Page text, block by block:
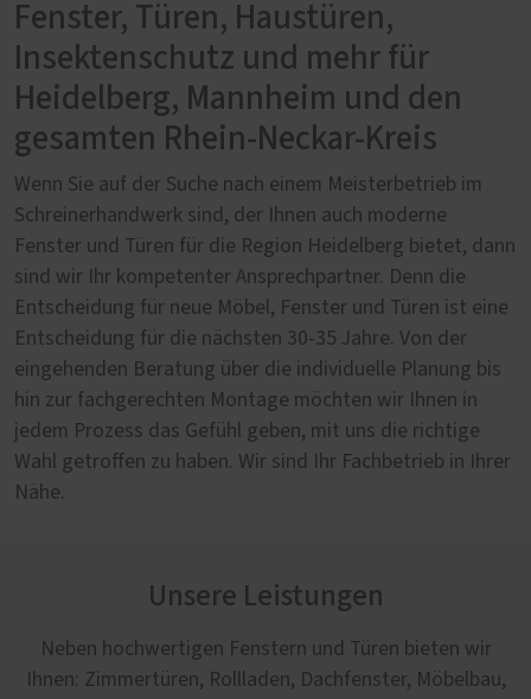
Fenster, Türen, Haustüren,
Insektenschutz und mehr für
Heidelberg, Mannheim und den
gesamten Rhein-Neckar-Kreis
Wenn Sie auf der Suche nach einem Meisterbetrieb im
Schreinerhandwerk sind, der Ihnen auch moderne
Fenster und Türen für die Region Heidelberg bietet, dann
sind wir Ihr kompetenter Ansprechpartner. Denn die
Entscheidung für neue Möbel, Fenster und Türen ist eine
Entscheidung für die nächsten 30-35 Jahre. Von der
eingehenden Beratung über die individuelle Planung bis
hin zur fachgerechten Montage möchten wir Ihnen in
jedem Prozess das Gefühl geben, mit uns die richtige
Wahl getroffen zu haben. Wir sind Ihr Fachbetrieb in Ihrer
Nähe.
Unsere Leistungen
Neben hochwertigen Fenstern und Türen bieten wir
Ihnen: Zimmertüren, Rollladen, Dachfenster, Möbelbau,